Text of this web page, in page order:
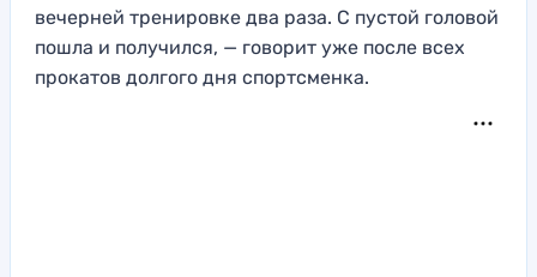
вечерней тренировке два раза. С пустой головой
пошла и получился, — говорит уже после всех
прокатов долгого дня спортсменка.